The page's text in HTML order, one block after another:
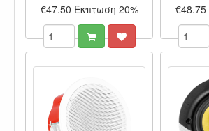
€47.50 Έκπτωση 20% €48.75